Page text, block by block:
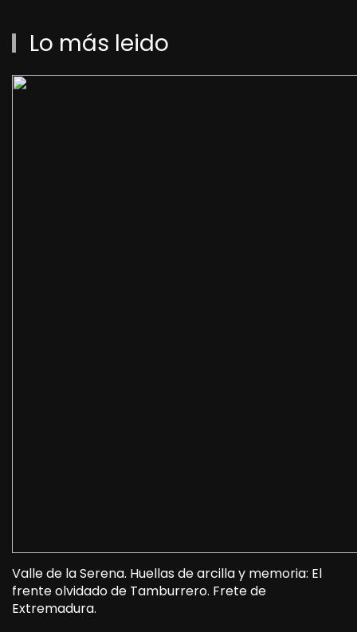
Lo más leido
Valle de la Serena. Huellas de arcilla y memoria: El
frente olvidado de Tamburrero. Frete de
Extremadura.